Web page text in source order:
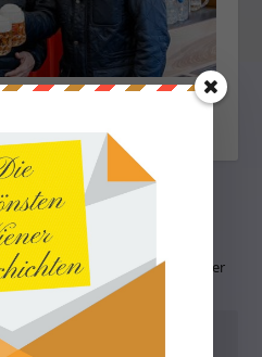
veröffentlicht. Erforderliche Felder